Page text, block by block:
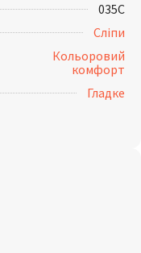
035C
Сліпи
Кольоровий
комфорт
Гладке